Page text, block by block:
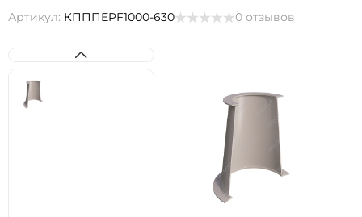
Артикул: КПППEPF1000-630 0 отзывов